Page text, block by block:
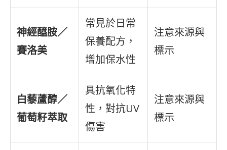
神經醯胺／
賽洛美
常見於日常
保養配方，
增加保水性
注意來源與
標示
白藜蘆醇／
葡萄籽萃取
具抗氧化特
性，對抗UV
傷害
注意來源與
標示